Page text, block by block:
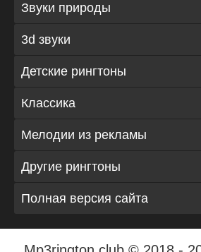
Звуки природы
3d звуки
Детские рингтоны
Классика
Мелодии из рекламы
Другие рингтоны
Полная версия сайта